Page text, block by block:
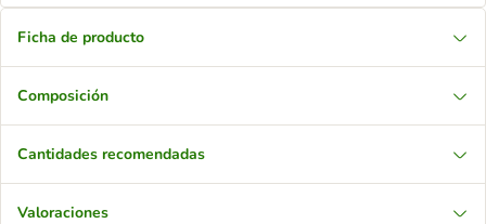
Ficha de producto
Composición
Cantidades recomendadas
Valoraciones